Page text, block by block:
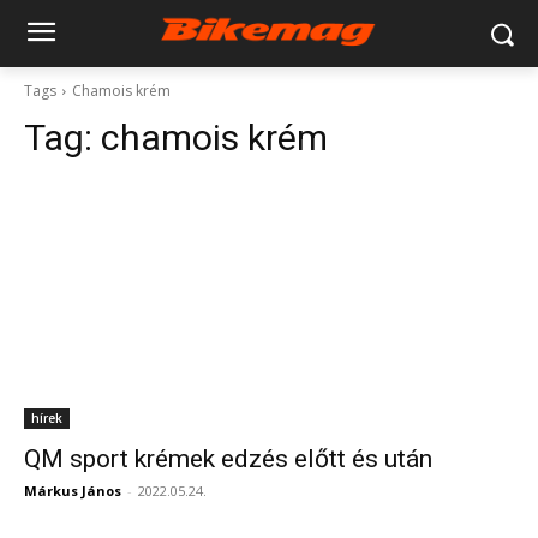
Tags Chamois krém
Tag: chamois krém
hírek
QM sport krémek edzés előtt és után
Márkus János - 2022.05.24.